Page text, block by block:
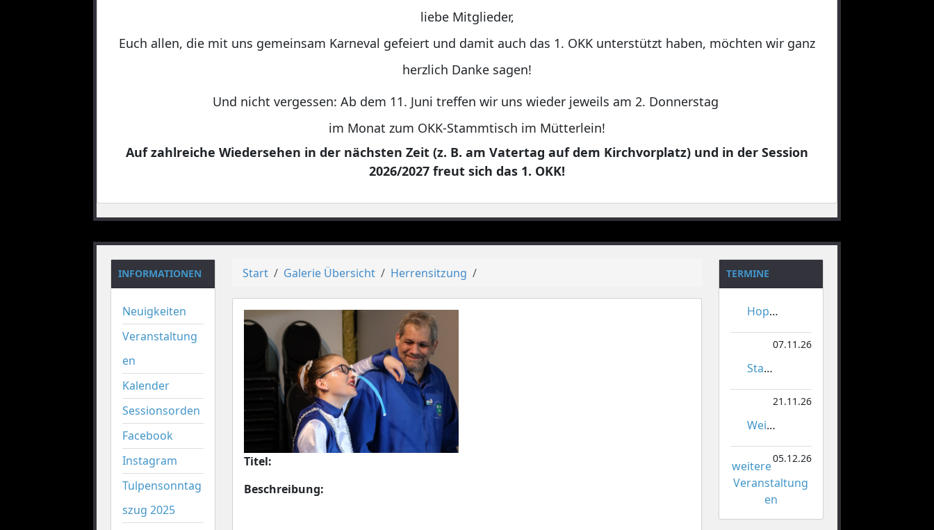
liebe Mitglieder,
Euch allen, die mit uns gemeinsam Karneval gefeiert und damit auch das 1. OKK unterstützt haben, möchten wir ganz
herzlich Danke sagen!
Und nicht vergessen: Ab dem 11. Juni treffen wir uns wieder jeweils am 2. Donnerstag
im Monat zum OKK-Stammtisch im Mütterlein!
Auf zahlreiche Wiedersehen in der nächsten Zeit (z. B. am Vatertag auf dem Kirchvorplatz) und in der Session
2026/2027 freut sich das 1. OKK!
INFORMATIONEN
Neuigkeiten
Veranstaltung
en
Kalender
Sessionsorden
Facebook
Instagram
Tulpensonntag
szug 2025
Start Galerie Übersicht Herrensitzung
Titel:
Beschreibung:
TERMINE
Hoppeditzerwachen
07.11.26
Stadtmeisterschaften im Gardetanz
21.11.26
Weihnachtsmarkt Orsoy
05.12.26
weitere
Veranstaltung
en